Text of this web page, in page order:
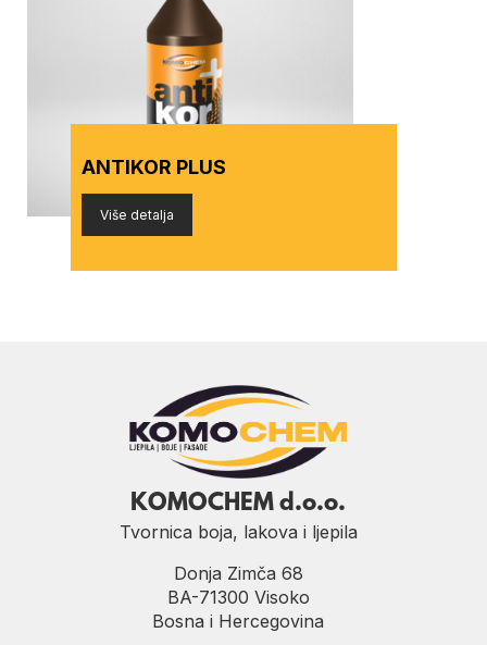
ANTIKOR PLUS
Više detalja
KOMOCHEM d.o.o.
Tvornica boja, lakova i ljepila
Donja Zimča 68
BA-71300 Visoko
Bosna i Hercegovina